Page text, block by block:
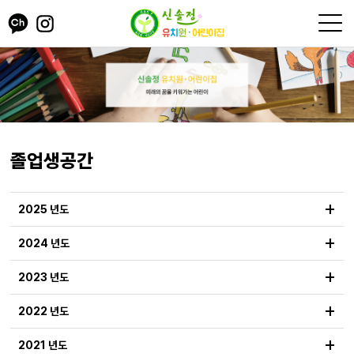
졸업생공간
2025 년도 +
2024 년도 +
2023 년도 +
2022 년도 +
2021 년도 +